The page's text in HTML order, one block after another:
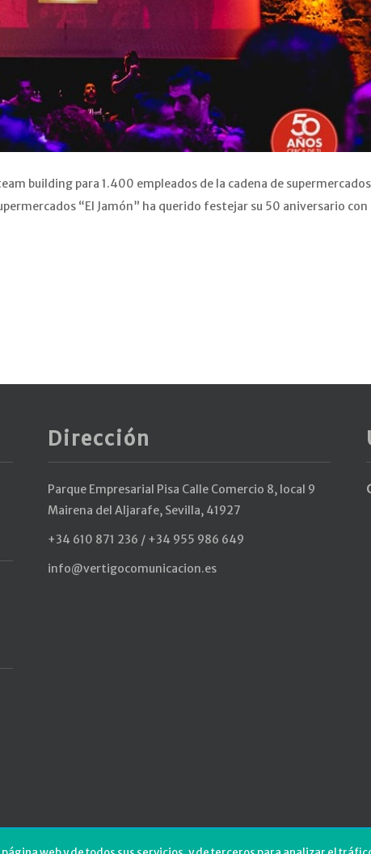
building para 1.400 empleados de la cadena de supermercados
“El Jamón” ha querido festejar su 50 aniversario con
Dirección
Parque Empresarial Pisa Calle Comercio 8, local 9
Mairena del Aljarafe, Sevilla, 41927
+34 610 871 236 / +34 955 986 649
info@vertigocomunicacion.es